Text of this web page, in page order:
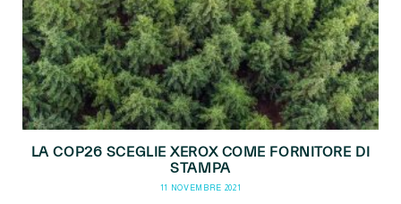
LA COP26 SCEGLIE XEROX COME FORNITORE DI
STAMPA
11 NOVEMBRE 2021